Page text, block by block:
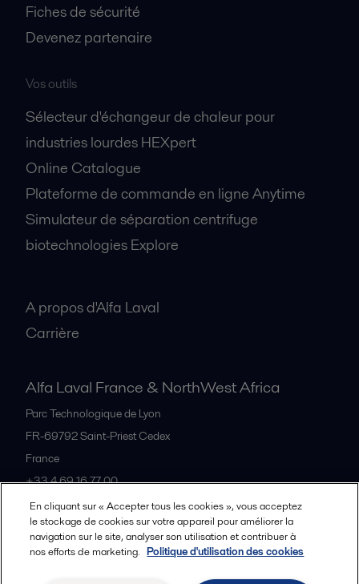
Fiches de sécurité
Devenez partenaire
Vos outils
Sélecteur d'échangeur de chaleur pour
industries lourdes HEXpert
Online Catalogue
Plateforme de commande en ligne Anytime
Simulateur de séparation centrifuge
biotechnologies Explore
A propos d'Alfa Laval
Carrière
Alfa Laval France & NorthWest Africa
Parc Technologique de Lyon
FR-69792Saint-Priest Cedex
France
+33 4 69 16 77 00
Tous les bureaux et partenaires
En cliquant sur « Accepter tous les cookies », vous acceptez
le stockage de cookies sur votre appareil pour améliorer la
navigation sur le site, analyser son utilisation et contribuer à
nos efforts de marketing. Politique d'utilisation des cookies